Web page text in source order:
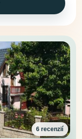
6 recenzií